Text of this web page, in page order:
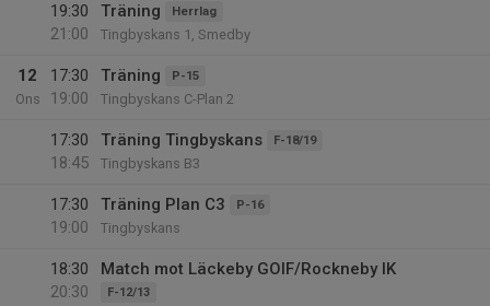
19:30
21:00
Träning Herrlag
Tingbyskans 1, Smedby
12
Ons
17:30
19:00
Träning P-15
Tingbyskans C-Plan 2
17:30
18:45
Träning Tingbyskans F-18/19
Tingbyskans B3
17:30
19:00
Träning Plan C3 P-16
Tingbyskans
18:30
20:30
Match mot Läckeby GOIF/Rockneby IK
F-12/13